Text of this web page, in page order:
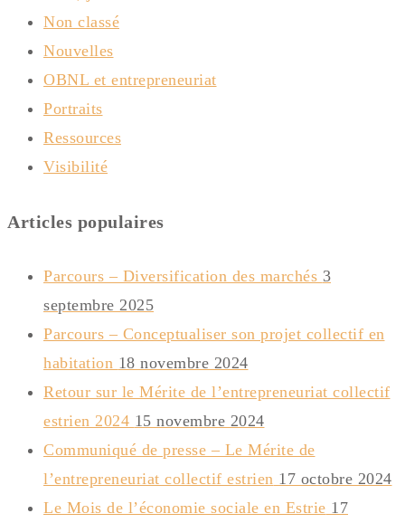
Non classé
Nouvelles
OBNL et entrepreneuriat
Portraits
Ressources
Visibilité
Articles populaires
Parcours – Diversification des marchés 3
septembre 2025
Parcours – Conceptualiser son projet collectif en
habitation 18 novembre 2024
Retour sur le Mérite de l’entrepreneuriat collectif
estrien 2024 15 novembre 2024
Communiqué de presse – Le Mérite de
l’entrepreneuriat collectif estrien 17 octobre 2024
Le Mois de l’économie sociale en Estrie 17